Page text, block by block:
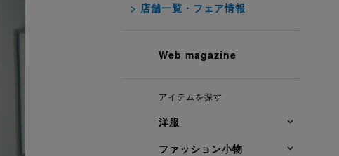
> 店舗一覧・フェア情報
Web magazine
アイテムを探す
洋服
ファッション小物